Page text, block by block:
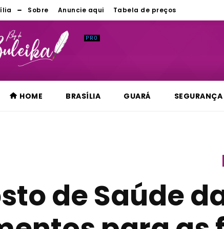
Sobre Anuncie aqui Tabela de preços
HOME BRASÍLIA GUARÁ
de Saúde